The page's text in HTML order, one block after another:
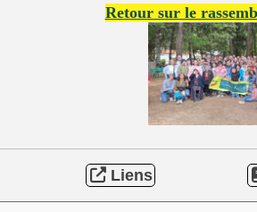
Retour sur le
Liens